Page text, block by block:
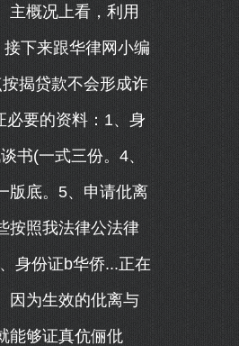
主概况上看，利用
下来跟华律网小编
揭贷款不会形成诈
必要的资料：1、身
书(一式三份。4、
版底。5、申请仳离
按照我法律公法律
身份证b华侨...正在
因为生效的仳离与
能够证真伉俪仳